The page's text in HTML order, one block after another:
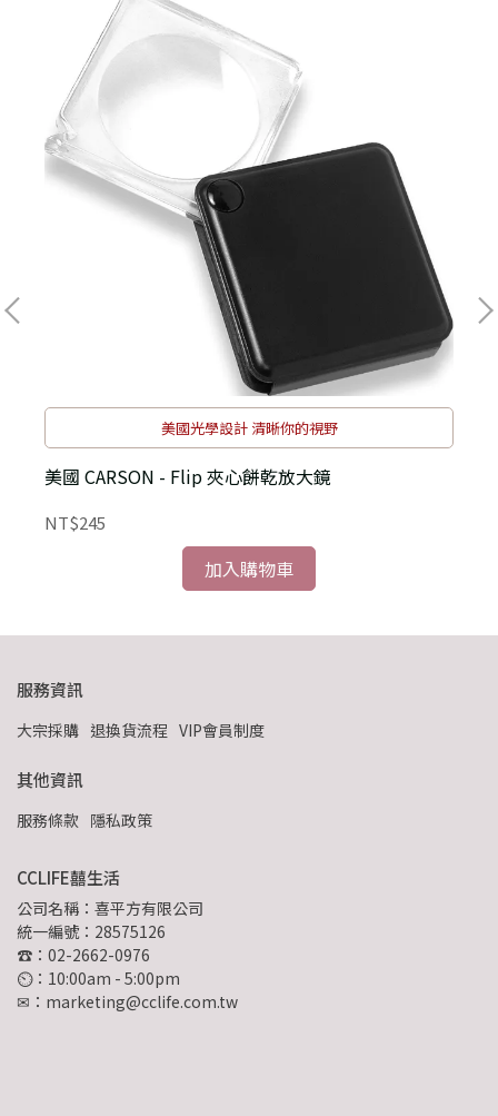
美國光學設計 清晰你的視野
美國 CARSON - Flip 夾心餅乾放大鏡
NT$245
加入購物車
服務資訊
大宗採購 退換貨流程 VIP會員制度
其他資訊
服務條款 隱私政策
CCLIFE囍生活
公司名稱：喜平方有限公司
統一編號：28575126
☎：02-2662-0976
⏲︎：10:00am - 5:00pm
✉：marketing@cclife.com.tw